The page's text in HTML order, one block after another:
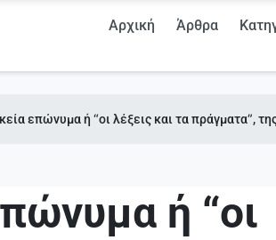
Αρχική Άρθρα
επώνυμα ή “οι λέξεις και τα πράγματα”,
ή “οι